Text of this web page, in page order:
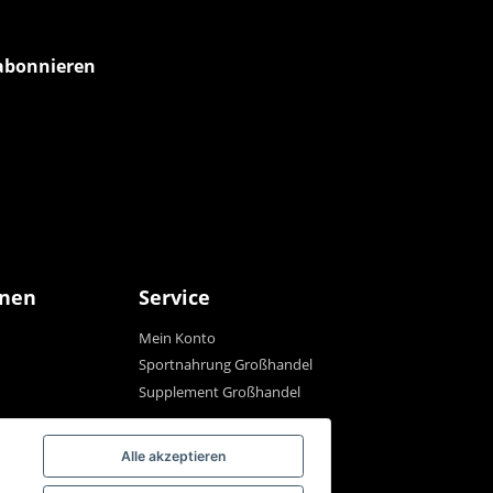
Alle akzeptieren
Service
Mein Konto
Sportnahrung Großhandel
Supplement Großhandel